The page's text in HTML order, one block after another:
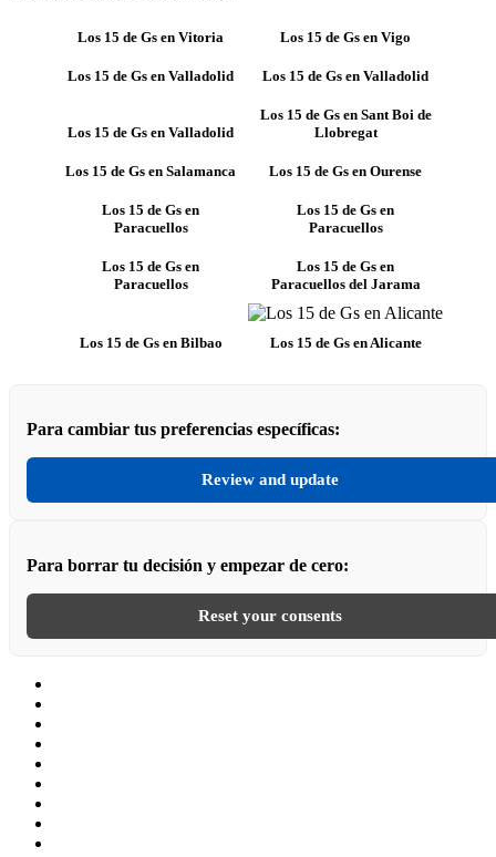
Los 15 de Gs en Vitoria Los 15 de Gs en Vigo
Los 15 de Gs en Valladolid Los 15 de Gs en Valladolid
Los 15 de Gs en Valladolid
Los 15 de Gs en Sant Boi de
Llobregat
Los 15 de Gs en Salamanca Los 15 de Gs en Ourense
Los 15 de Gs en
Paracuellos
Los 15 de Gs en
Paracuellos
Los 15 de Gs en
Paracuellos
Los 15 de Gs en
Paracuellos del Jarama
Los 15 de Gs en Bilbao Los 15 de Gs en Alicante
Para cambiar tus preferencias específicas:
Review and update
Para borrar tu decisión y empezar de cero:
Reset your consents